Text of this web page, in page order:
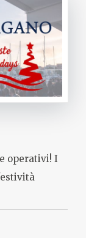
operativi! I